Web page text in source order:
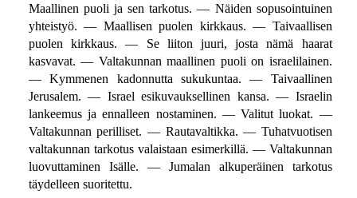
Maallinen puoli ja sen tarkotus. — Näiden sopusointuinen
yhteistyö. — Maallisen puolen kirkkaus. — Taivaallisen
puolen kirkkaus. — Se liiton juuri, josta nämä haarat
kasvavat. — Valtakunnan maallinen puoli on israelilainen.
— Kymmenen kadonnutta sukukuntaa. — Taivaallinen
Jerusalem. — Israel esikuvauksellinen kansa. — Israelin
lankeemus ja ennalleen nostaminen. — Valitut luokat. —
Valtakunnan perilliset. — Rautavaltikka. — Tuhatvuotisen
valtakunnan tarkotus valaistaan esimerkillä. — Valtakunnan
luovuttaminen Isälle. — Jumalan alkuperäinen tarkotus
täydelleen suoritettu.